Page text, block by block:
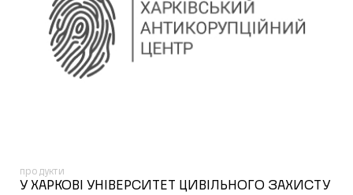
продукти
У ХАРКОВІ УНІВЕРСИТЕТ ЦИВІЛЬНОГО ЗАХИСТУ